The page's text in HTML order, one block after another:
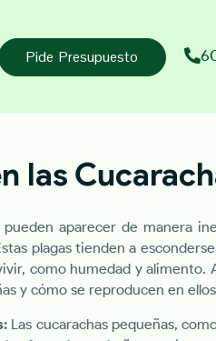
Pide Presupuesto
las
pueden aparecer de manera
plagas tienden a
como humedad y
y cómo se reproducen en
Las cucarachas pequeñas,